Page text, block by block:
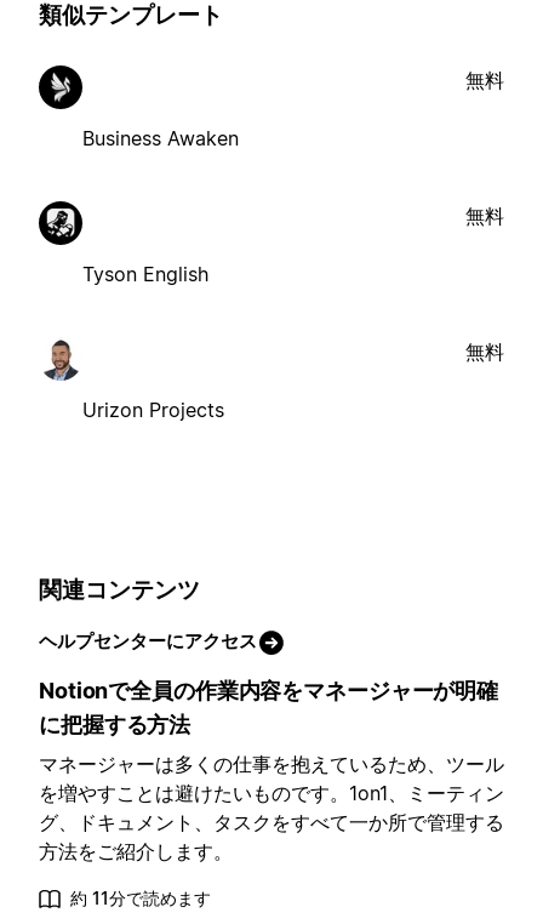
類似テンプレート
Business Awaken
無料
Tyson English
無料
Urizon Projects
無料
関連コンテンツ
ヘルプセンターにアクセス
Notionで全員の作業内容をマネージャーが明確
に把握する方法
マネージャーは多くの仕事を抱えているため、ツール
を増やすことは避けたいものです。1on1、ミーティン
グ、ドキュメント、タスクをすべて一か所で管理する
方法をご紹介します。
約 11分で読めます